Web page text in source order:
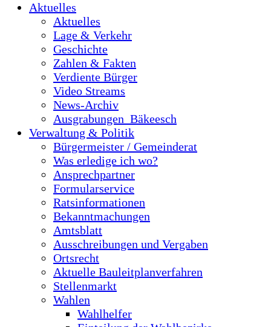
Aktuelles
Aktuelles
Lage & Verkehr
Geschichte
Zahlen & Fakten
Verdiente Bürger
Video Streams
News-Archiv
Ausgrabungen_Bäkeesch
Verwaltung & Politik
Bürgermeister / Gemeinderat
Was erledige ich wo?
Ansprechpartner
Formularservice
Ratsinformationen
Bekanntmachungen
Amtsblatt
Ausschreibungen und Vergaben
Ortsrecht
Aktuelle Bauleitplanverfahren
Stellenmarkt
Wahlen
Wahlhelfer